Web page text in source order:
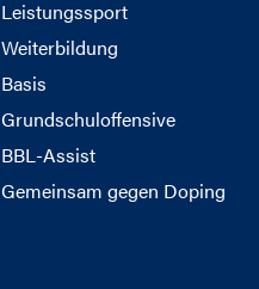
Leistungssport
Weiterbildung
Basis
Grundschuloffensive
BBL-Assist
Gemeinsam gegen Doping